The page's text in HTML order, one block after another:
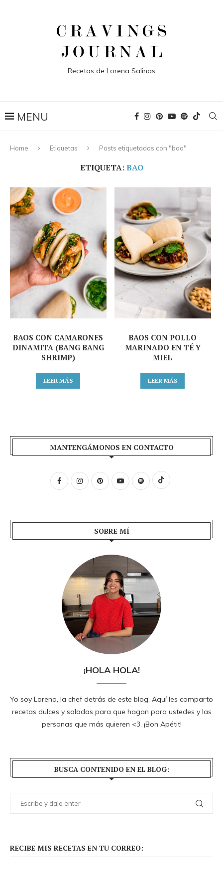
Recetas de Lorena Salinas
Home Etiquetas Posts etiquetados con "bao"
ETIQUETA:BAO
BAOS CON CAMARONES
DINAMITA (BANG BANG
SHRIMP)
LEER MÁS
BAOS CON POLLO
MARINADO EN TÉ Y
MIEL
LEER MÁS
MANTENGÁMONOS EN CONTACTO
SOBRE MÍ
¡HOLA HOLA!
Yo soy Lorena, la chef detrás de este blog. Aquí les comparto
recetas dulces y saladas para que hagan para ustedes y las
personas que más quieren <3. ¡Bon Apétit!
BUSCA CONTENIDO EN EL BLOG:
RECIBE MIS RECETAS EN TU CORREO: